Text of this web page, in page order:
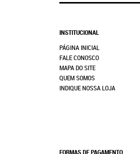
INSTITUCIONAL
PÁGINA INICIAL
FALE CONOSCO
MAPA DO SITE
QUEM SOMOS
INDIQUE NOSSA LOJA
FORMAS DE PAGAMENTO